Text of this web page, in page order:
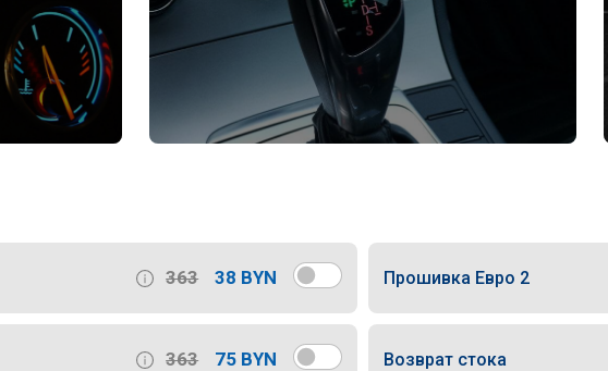
363 38 BYN Прошивка Евро 2
363 75 BYN Возврат стока